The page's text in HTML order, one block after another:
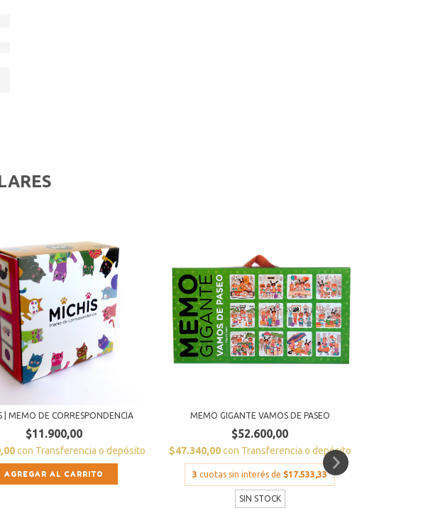
| MEMO DE CORRESPONDENCIA
$11.900,00
con Transferencia o depósito
MEMO GIGANTE VAMOS DE PASEO
$52.600,00
$47.340,00con Transferencia o depósito
3 cuotas sin interés de $17.533,33
SIN STOCK